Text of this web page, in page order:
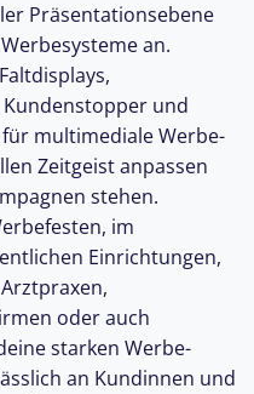
Auffassungsgabe
Präsentationsebene
an.
und
multimediale Werbe-
Zeitgeist anpassen
stehen.
im
Einrichtungen,
oder auch
starken Werbe-
an Kundinnen und